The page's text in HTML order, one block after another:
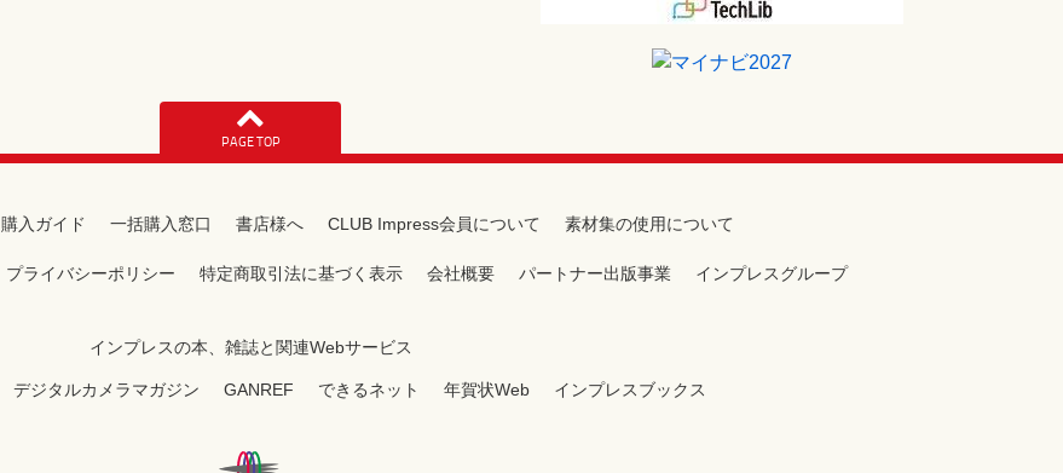
PAGE TOP
購入ガイド 一括購入窓口 書店様へ CLUB Impress会員について 素材集の使用について
プライバシーポリシー 特定商取引法に基づく表示 会社概要 パートナー出版事業 インプレスグループ
インプレスの本、雑誌と関連Webサービス
デジタルカメラマガジン GANREF できるネット 年賀状Web インプレスブックス